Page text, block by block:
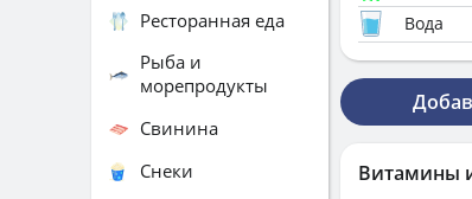
Вода
Витамины
Ресторанная еда
Рыба и
морепродукты
Свинина
Снеки